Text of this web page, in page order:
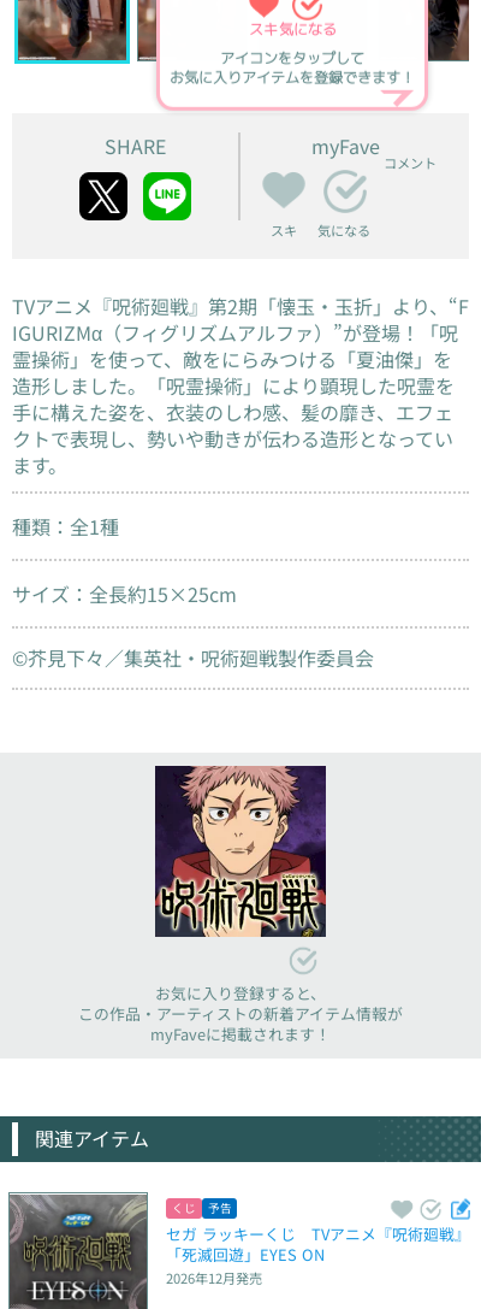
スキ気になる
アイコンをタップして
お気に入りアイテムを登録できます！
SHARE myFave
スキ 気になる
コメント
TVアニメ『呪術廻戦』第2期「懐玉・玉折」より、“F
IGURIZMα（フィグリズムアルファ）”が登場！「呪
霊操術」を使って、敵をにらみつける「夏油傑」を
造形しました。「呪霊操術」により顕現した呪霊を
手に構えた姿を、衣装のしわ感、髪の靡き、エフェ
クトで表現し、勢いや動きが伝わる造形となってい
ます。
種類：全1種
サイズ：全長約15×25cm
©芥見下々／集英社・呪術廻戦製作委員会
お気に入り登録すると、
この作品・アーティストの新着アイテム情報が
myFaveに掲載されます！
関連アイテム
くじ 予告
セガ ラッキーくじ　TVアニメ『呪術廻戦』
「死滅回遊」EYES ON
2026年12月発売